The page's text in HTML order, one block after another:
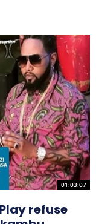
01:03:07
refuse